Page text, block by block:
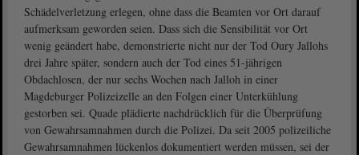
Schädelverletzung erlegen, ohne dass die Beamten vor Ort darauf
aufmerksam geworden seien. Dass sich die Sensibilität vor Ort
wenig geändert habe, demonstrierte nicht nur der Tod Oury Jallohs
drei Jahre später, sondern auch der Tod eines 51-jährigen
Obdachlosen, der nur sechs Wochen nach Jalloh in einer
Magdeburger Polizeizelle an den Folgen einer Unterkühlung
gestorben sei. Quade plädierte nachdrücklich für die Überprüfung
von Gewahrsamnahmen durch die Polizei. Da seit 2005 polizeiliche
Gewahrsamnahmen lückenlos dokumentiert werden müssen, sei der